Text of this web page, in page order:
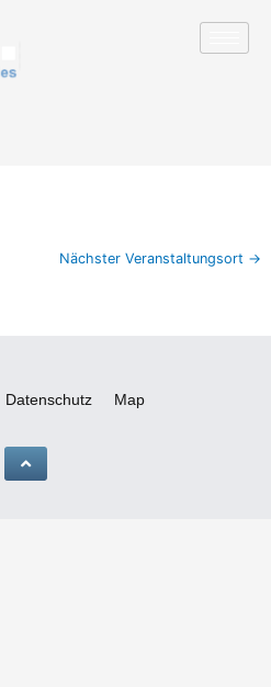
Nächster Veranstaltungsort →
Datenschutz Map